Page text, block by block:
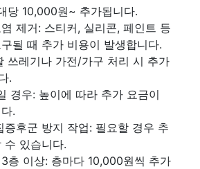
당 10,000원~ 추가됩니다.
제거: 스티커, 실리콘, 페인트 등
될 때 추가 비용이 발생합니다.
쓰레기나 가전/가구 처리 시 추가
.
경우: 높이에 따라 추가 요금이
.
증후군 방지 작업: 필요할 경우 추
수 있습니다.
층 이상: 층마다 10,000원씩 추가